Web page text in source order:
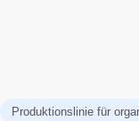
Produktionslinie für